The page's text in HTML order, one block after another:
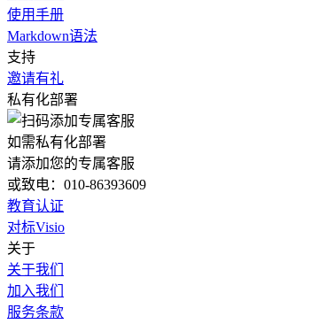
使用手册
Markdown语法
支持
邀请有礼
私有化部署
如需私有化部署
请添加您的专属客服
或致电：010-86393609
教育认证
对标Visio
关于
关于我们
加入我们
服务条款